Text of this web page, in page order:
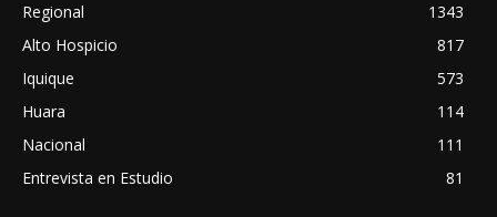
Regional
1343
Alto Hospicio
817
Iquique
573
Huara
114
Nacional
111
Entrevista en Estudio
81